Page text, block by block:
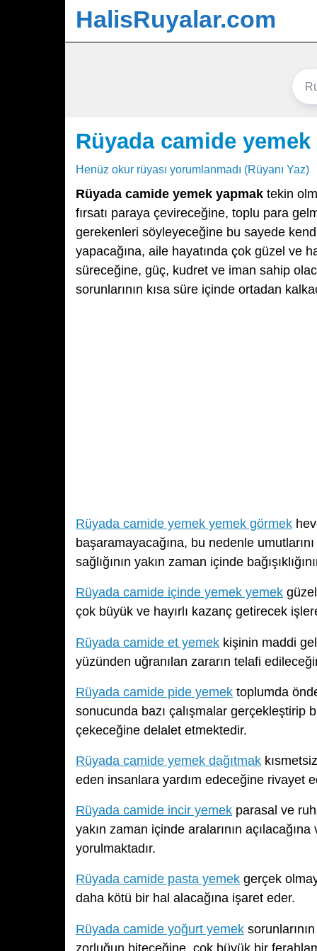
HalisRuyalar.com
Rüyada camide
Henüz okur rüyası yorumlanmadı (Rüyanı Yaz)
Rüyada camide yemek yapmak tekin
fırsatı paraya çevireceğine, toplu para
gerekenleri söyleyeceğine bu sayede
yapacağına, aile hayatında çok güzel ve
süreceğine, güç, kudret ve iman sahip
sorunlarının kısa süre içinde ortadan
Rüyada camide yemek yemek görmek
başaramayacağına, bu nedenle
sağlığının yakın zaman içinde
Rüyada camide içinde yemek yemek
çok büyük ve hayırlı kazanç getirecek
Rüyada camide et yemek kişinin maddi
yüzünden uğranılan zararın telafi
Rüyada camide pide yemek toplumda
sonucunda bazı çalışmalar gerçekleştirip
çekeceğine delalet etmektedir.
Rüyada camide yemek dağıtmak
eden insanlara yardım edeceğine rivayet
Rüyada camide incir yemek parasal ve
yakın zaman içinde aralarının
yorulmaktadır.
Rüyada camide pasta yemek gerçek
daha kötü bir hal alacağına işaret eder.
Rüyada camide yoğurt yemek
zorluğun biteceğine, çok büyük bir